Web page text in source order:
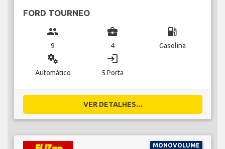
FORD TOURNEO
group
9
business_center
4
local_gas_station
Gasolina
miscellaneous_services
Automático
login
5 Porta
VER DETALHES...
MONOVOLUME